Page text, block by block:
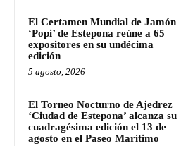
El Certamen Mundial de Jamón
‘Popi’ de Estepona reúne a 65
expositores en su undécima
edición
5 agosto, 2026
El Torneo Nocturno de Ajedrez
‘Ciudad de Estepona’ alcanza su
cuadragésima edición el 13 de
agosto en el Paseo Marítimo